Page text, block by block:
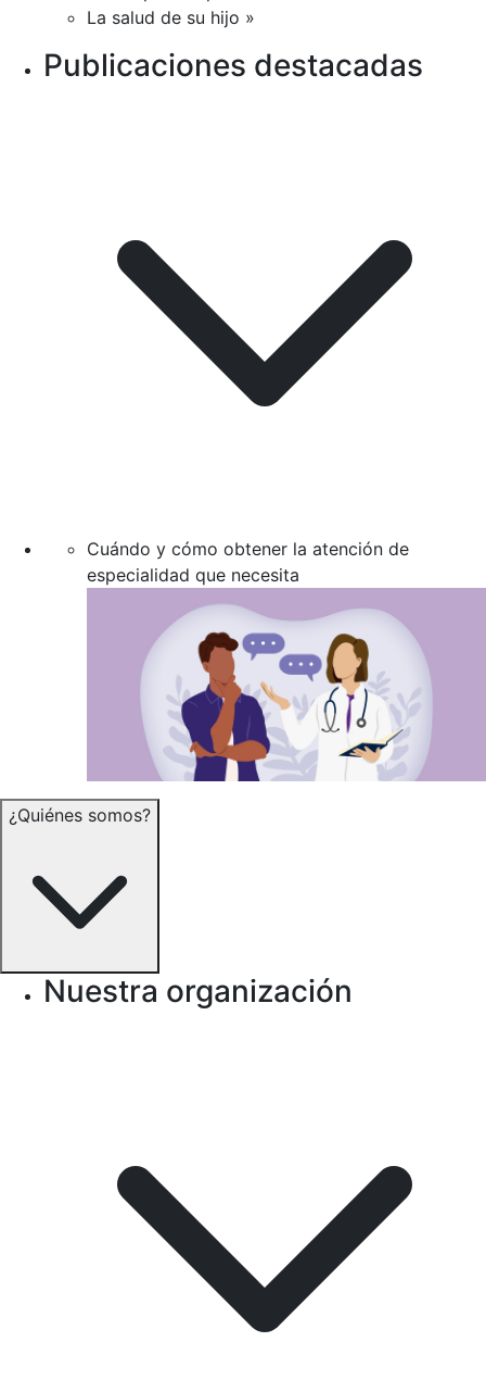
La salud de su hijo »
Publicaciones destacadas
Cuándo y cómo obtener la atención de
especialidad que necesita
¿Quiénes somos?
Nuestra organización